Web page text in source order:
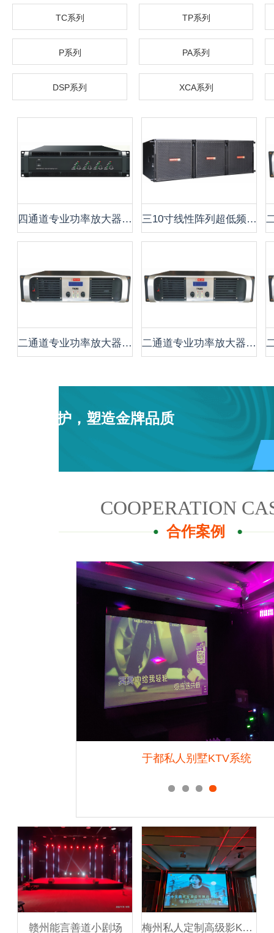
TC系列 TP系列
P系列 PA系列
DSP系列 XCA系列
四通道专业功率放大器 P4750 三10寸线性阵列超低频音箱 CLA-3310S
二通道专业功率放大器 TP1350 二通道专业功率放大器 TP1500
用心呵护，塑造金牌品质
COOPERATION
合作案例
于都私人别墅KTV系统
赣州能言善道小剧场 梅州私人定制高级影K会所